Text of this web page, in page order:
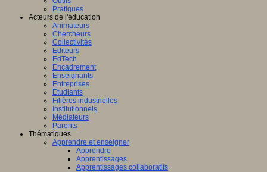
Pratiques
Acteurs de l'éducation
Animateurs
Chercheurs
Collectivités
Editeurs
EdTech
Encadrement
Enseignants
Entreprises
Etudiants
Filières industrielles
Institutionnels
Médiateurs
Parents
Thématiques
Apprendre et enseigner
Apprendre
Apprentissages
Apprentissages collaboratifs